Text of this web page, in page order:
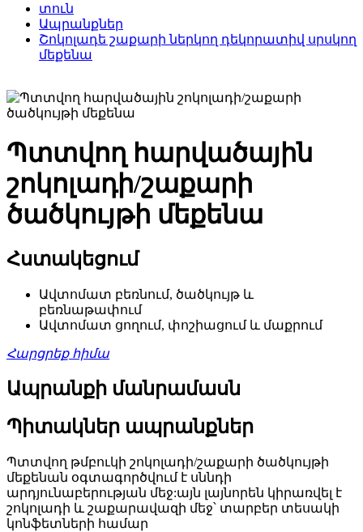
տուն
Ապրանքներ
Շոկոլադե շաքարի ներկող դեկորատիվ սրսկող
մեքենա
Պտտվող հարվածային
շոկոլադի/շաքարի
ծածկույթի մեքենա
Հստակեցում
Ավտոմատ բեռնում, ծածկույթ և
բեռնաթափում
Ավտոմատ ցողում, փոշիացում և մաքրում
Հարցրեք հիմա
Ապրանքի մանրամասն
Պիտակներ ապրանքներ
Պտտվող թմբուկի շոկոլադի/շաքարի ծածկույթի
մեքենան օգտագործվում է սննդի
արդյունաբերության մեջ:այն լայնորեն կիրառվել է
շոկոլադի և շաքարավազի մեջ՝ տարբեր տեսակի
կոնֆետների համար